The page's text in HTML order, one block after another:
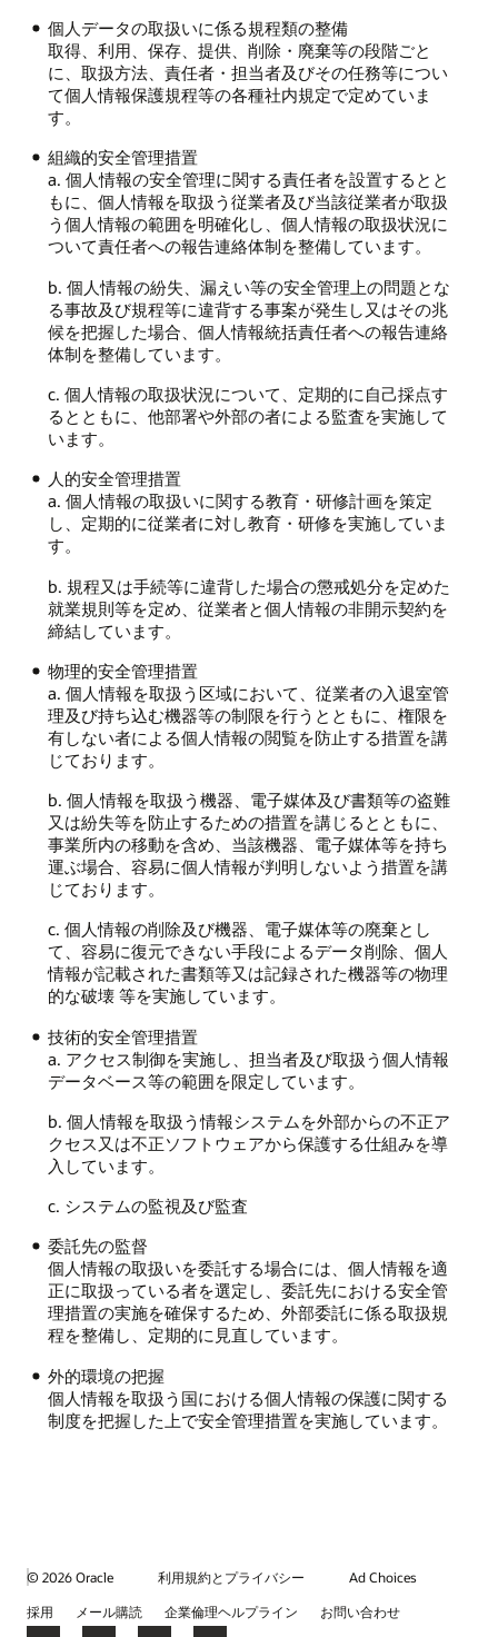
個人データの取扱いに係る規程類の整備
取得、利用、保存、提供、削除・廃棄等の段階ごと
に、取扱方法、責任者・担当者及びその任務等につい
て個人情報保護規程等の各種社内規定で定めていま
す。
組織的安全管理措置
a. 個人情報の安全管理に関する責任者を設置するとと
もに、個人情報を取扱う従業者及び当該従業者が取扱
う個人情報の範囲を明確化し、個人情報の取扱状況に
ついて責任者への報告連絡体制を整備しています。
b. 個人情報の紛失、漏えい等の安全管理上の問題とな
る事故及び規程等に違背する事案が発生し又はその兆
候を把握した場合、個人情報統括責任者への報告連絡
体制を整備しています。
c. 個人情報の取扱状況について、定期的に自己採点す
るとともに、他部署や外部の者による監査を実施して
います。
人的安全管理措置
a. 個人情報の取扱いに関する教育・研修計画を策定
し、定期的に従業者に対し教育・研修を実施していま
す。
b. 規程又は手続等に違背した場合の懲戒処分を定めた
就業規則等を定め、従業者と個人情報の非開示契約を
締結しています。
物理的安全管理措置
a. 個人情報を取扱う区域において、従業者の入退室管
理及び持ち込む機器等の制限を行うとともに、権限を
有しない者による個人情報の閲覧を防止する措置を講
じております。
b. 個人情報を取扱う機器、電子媒体及び書類等の盗難
又は紛失等を防止するための措置を講じるとともに、
事業所内の移動を含め、当該機器、電子媒体等を持ち
運ぶ場合、容易に個人情報が判明しないよう措置を講
じております。
c. 個人情報の削除及び機器、電子媒体等の廃棄とし
て、容易に復元できない手段によるデータ削除、個人
情報が記載された書類等又は記録された機器等の物理
的な破壊 等を実施しています。
技術的安全管理措置
a. アクセス制御を実施し、担当者及び取扱う個人情報
データベース等の範囲を限定しています。
b. 個人情報を取扱う情報システムを外部からの不正ア
クセス又は不正ソフトウェアから保護する仕組みを導
入しています。
c. システムの監視及び監査
委託先の監督
個人情報の取扱いを委託する場合には、個人情報を適
正に取扱っている者を選定し、委託先における安全管
理措置の実施を確保するため、外部委託に係る取扱規
程を整備し、定期的に見直しています。
外的環境の把握
個人情報を取扱う国における個人情報の保護に関する
制度を把握した上で安全管理措置を実施しています。
© 2026 Oracle 利用規約とプライバシー
Ad Choices
採用
メール購読 企業倫理ヘルプライン お問い合わせ